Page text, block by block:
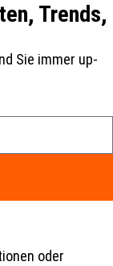
Trends,
Sie immer up-
oder